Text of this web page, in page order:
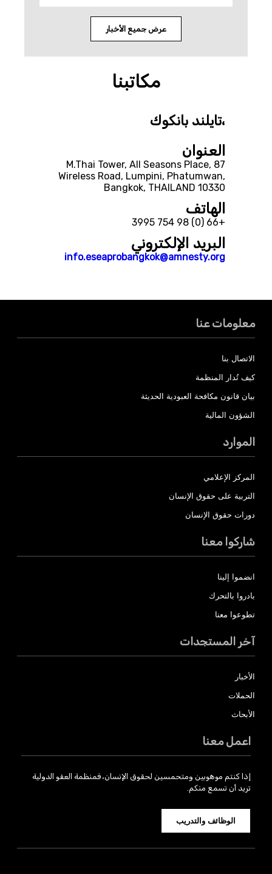
عرض جميع الأخبار
مكاتبنا
،تايلند بانكوك
العنوان
M.Thai Tower, All Seasons Place, 87
Wireless Road, Lumpini, Phatumwan,
Bangkok, THAILAND 10330
الهاتف
+66 (0) 98 754 3995
البريد الإلكتروني
info.eseaprobangkok@amnesty.org
معلومات عنا
الاتصال بنا
كيف تُدار المنظمة
بيان قانون مكافحة العبودية الحديثة
الشؤون المالية
الموارد
المركز الإعلامي
التربية على حقوق الإنسان
دورات حقوق الإنسان
شاركوا معنا
انضموا إلينا
بادروا بالتحرك
تطوعوا معنا
آخر المستجدات
الأخبار
الحملات
الأبحاث
اعمل معنا
إذا كنتم موهوبين ومتحمسين لحقوق الإنسان، فمنظمة العفو الدولية
تريد أن تسمع منكم.
الوظائف والتدريب